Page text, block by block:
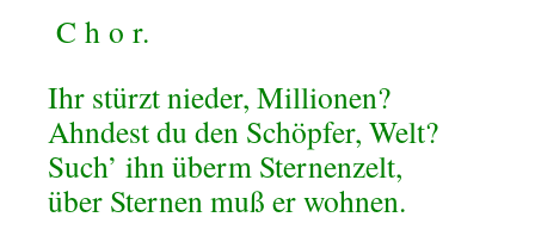
C h o r.
Ihr stürzt nieder, Millionen?
Ahndest du den Schöpfer, Welt?
Such’ ihn überm Sternenzelt,
über Sternen muß er wohnen.